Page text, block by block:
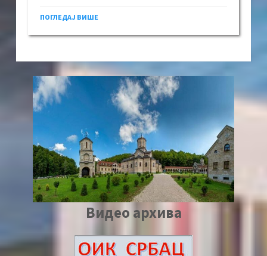
ПОГЛЕДАЈ ВИШЕ
Видео архива